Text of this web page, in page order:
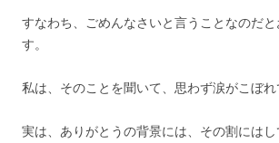
すなわち、ごめんなさいと言うことなのだ
す。
私は、そのことを聞いて、思わず涙がこぼれ
実は、ありがとうの背景には、その割には